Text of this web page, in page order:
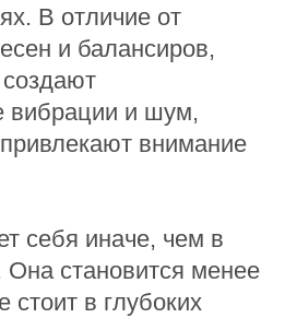
В отличие от
и балансиров,
вибрации и шум,
внимание
себя иначе, чем в
становится менее
в глубоких